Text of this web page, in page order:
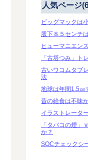
人気ページ
ビッグマックは
股下８５センチ
ヒューマニエン
「古塔つみ」ト
古いワコムタブ
法
地球は年間1.5㎝
昔の給食は不味
イラストレータ
「タバコの煙」
か？
SOCチェックシ